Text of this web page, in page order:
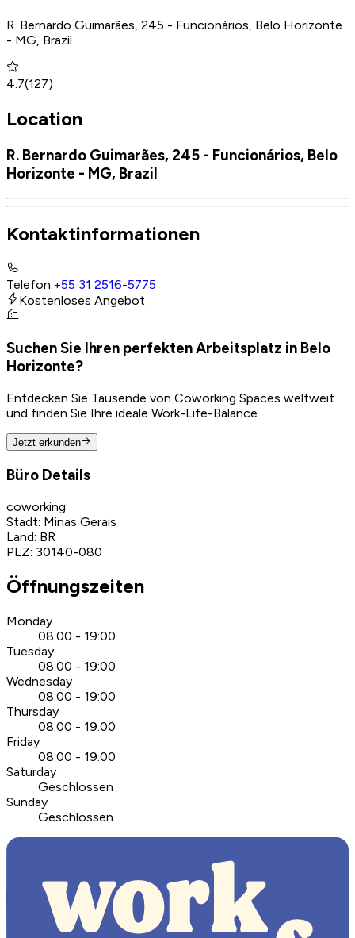
R. Bernardo Guimarães, 245 - Funcionários, Belo Horizonte
- MG, Brazil
4.7(127)
Location
R. Bernardo Guimarães, 245 - Funcionários, Belo
Horizonte - MG, Brazil
Kontaktinformationen
Telefon:+55 31 2516-5775
Kostenloses Angebot
Suchen Sie Ihren perfekten Arbeitsplatz in Belo
Horizonte?
Entdecken Sie Tausende von Coworking Spaces weltweit
und finden Sie Ihre ideale Work-Life-Balance.
Jetzt erkunden
Büro Details
coworking
Stadt: Minas Gerais
Land: BR
PLZ: 30140-080
Öffnungszeiten
Monday
08:00 - 19:00
Tuesday
08:00 - 19:00
Wednesday
08:00 - 19:00
Thursday
08:00 - 19:00
Friday
08:00 - 19:00
Saturday
Geschlossen
Sunday
Geschlossen